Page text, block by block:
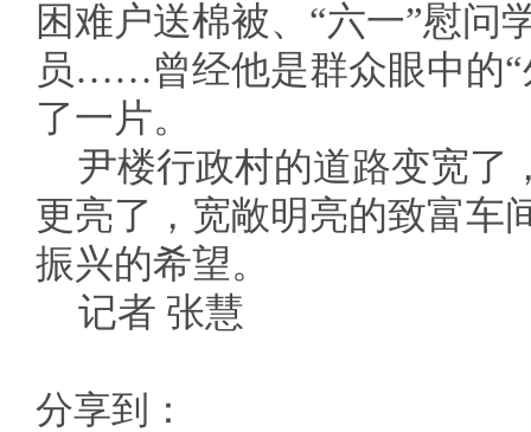
困难户送棉被、“六一”慰问
员……曾经他是群众眼中的“
了一片。
尹楼行政村的道路变宽了
更亮了，宽敞明亮的致富车
振兴的希望。
记者 张慧
分享到：